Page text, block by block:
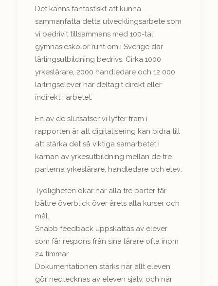
Det känns fantastiskt att kunna
sammanfatta detta utvecklingsarbete som
vi bedrivit tillsammans med 100-tal
gymnasieskolor runt om i Sverige där
lärlingsutbildning bedrivs. Cirka 1000
yrkeslärare, 2000 handledare och 12 000
lärlingselever har deltagit direkt eller
indirekt i arbetet.
En av de slutsatser vi lyfter fram i
rapporten är att digitalisering kan bidra till
att stärka det så viktiga samarbetet i
kärnan av yrkesutbildning mellan de tre
parterna yrkeslärare, handledare och elev:
Tydligheten ökar när alla tre parter får
bättre överblick över årets alla kurser och
mål.
Snabb feedback uppskattas av elever
som får respons från sina lärare ofta inom
24 timmar.
Dokumentationen stärks när allt eleven
gör nedtecknas av eleven själv, och när